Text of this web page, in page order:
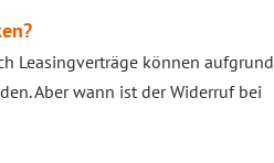
Leasingverträge können aufgrund
Aber wann ist der Widerruf bei